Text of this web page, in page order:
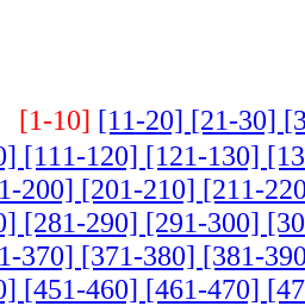
[1-10] [11-20] [21-30]
[111-120] [121-130]
200] [201-210] [211-
[281-290] [291-300]
370] [371-380] [381-
[451-460] [461-470]